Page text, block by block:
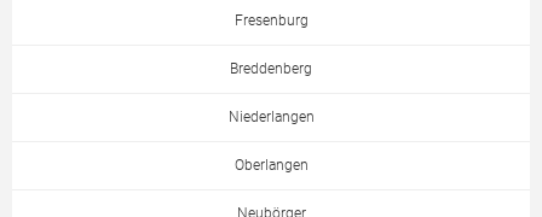
Fresenburg
Breddenberg
Niederlangen
Oberlangen
Neubörger